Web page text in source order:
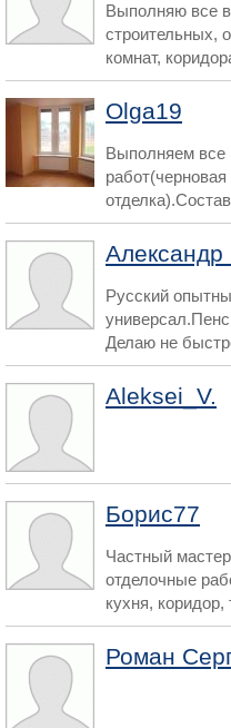
Выполняю все
строительных,
комнат,
Olga19
Выполняем все
Русский
Делаю не
Aleksei_V.
Борис77
Частный
отделочные
кухня, коридор,
Роман